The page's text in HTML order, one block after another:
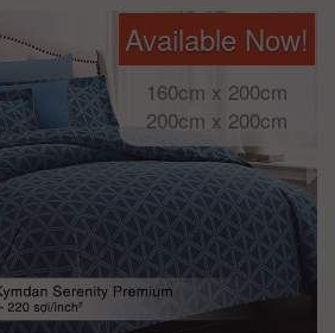
Available Now!
160cm x 200cm
200cm x 200cm